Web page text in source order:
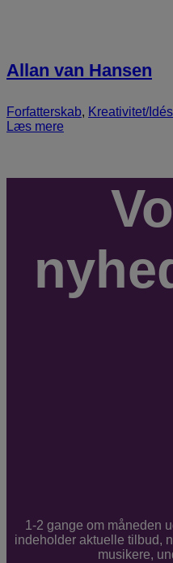
Allan van Hansen
Forfatterskab, Kreativitet/
Læs mere
1-2 gange om måneden
indeholder aktuelle tilbud,
musikere,